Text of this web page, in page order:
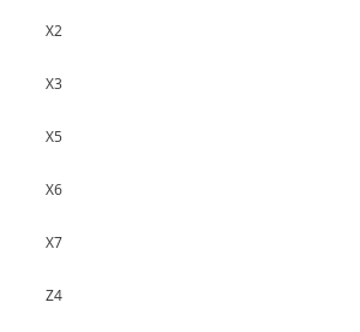
X2
X3
X5
X6
X7
Z4